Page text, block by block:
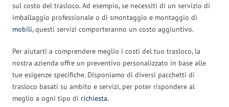
sul costo del trasloco. Ad esempio, se necessiti di un servizio di
imballaggio professionale o di smontaggio e montaggio di
mobili, questi servizi comporteranno un costo aggiuntivo.
Per aiutarti a comprendere meglio i costi del tuo trasloco, la
nostra azienda offre un preventivo personalizzato in base alle
tue esigenze specifiche. Disponiamo di diversi pacchetti di
trasloco basati su ambito e servizi, per poter rispondere al
meglio a ogni tipo di richiesta.